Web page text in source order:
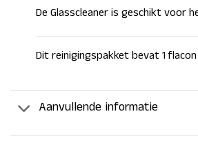
De Glasscleaner is geschikt voor
Dit reinigingspakket bevat 1 flacon
Aanvullende informatie